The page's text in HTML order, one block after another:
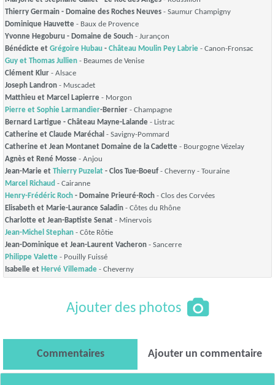
Thierry Germain - Domaine des Roches Neuves - Saumur Champigny
Dominique Hauvette - Baux de Provence
Yvonne Hegoburu - Domaine de Souch - Jurançon
Bénédicte et Grégoire Hubau - Château Moulin Pey Labrie - Canon-Fronsac
Guy et Thomas Jullien - Beaumes de Venise
Clément Klur - Alsace
Joseph Landron - Muscadet
Matthieu et Marcel Lapierre - Morgon
Pierre et Sophie Larmandier-Bernier - Champagne
Bernard Lartigue - Château Mayne-Lalande - Listrac
Catherine et Claude Maréchal - Savigny-Pommard
Catherine et Jean Montanet Domaine de la Cadette - Bourgogne Vézelay
Agnès et René Mosse - Anjou
Jean-Marie et Thierry Puzelat - Clos Tue-Boeuf - Cheverny - Touraine
Marcel Richaud - Cairanne
Henry-Frédéric Roch - Domaine Prieuré-Roch - Clos des Corvées
Elisabeth et Marie-Laurance Saladin - Côtes du Rhône
Charlotte et Jean-Baptiste Senat - Minervois
Jean-Michel Stephan - Côte Rôtie
Jean-Dominique et Jean-Laurent Vacheron - Sancerre
Philippe Valette - Pouilly Fuissé
Isabelle et Hervé Villemade - Cheverny
Ajouter des photos
Commentaires Ajouter un commentaire